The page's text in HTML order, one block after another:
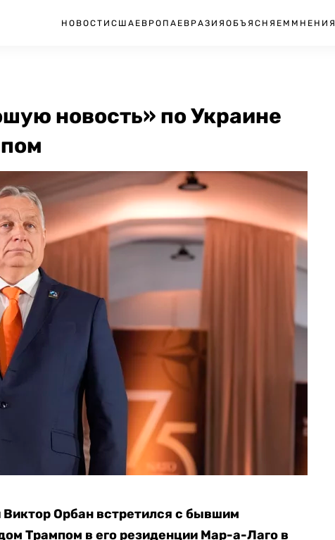
НОВОСТИ США ЕВРОПА ЕВРАЗИЯ ОБЪЯСНЯЕМ МНЕНИЯ
новость» по Украине
Орбан встретился с бывшим
Трампом в его резиденции Мар-а-Лаго в